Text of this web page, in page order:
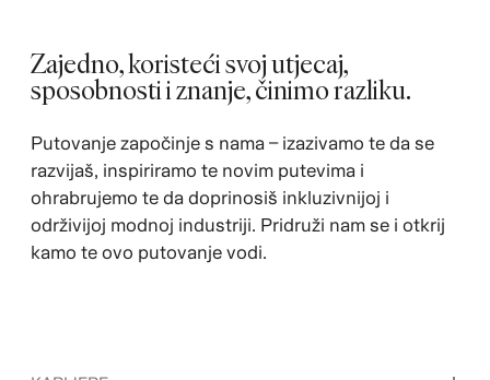
Zajedno, koristeći svoj utjecaj,
sposobnosti i znanje, činimo razliku.
Putovanje započinje s nama – izazivamo te da se
razvijaš, inspiriramo te novim putevima i
ohrabrujemo te da doprinosiš inkluzivnijoj i
održivijoj modnoj industriji. Pridruži nam se i otkrij
kamo te ovo putovanje vodi.